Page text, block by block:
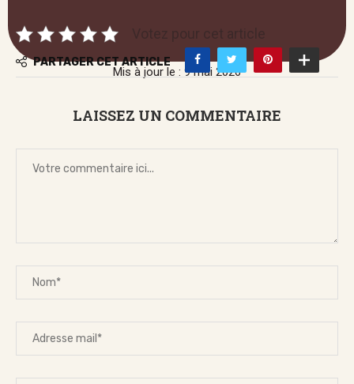
Mis à jour le : 9 mai 2026
Votez pour cet article
PARTAGER CET ARTICLE
LAISSEZ UN COMMENTAIRE